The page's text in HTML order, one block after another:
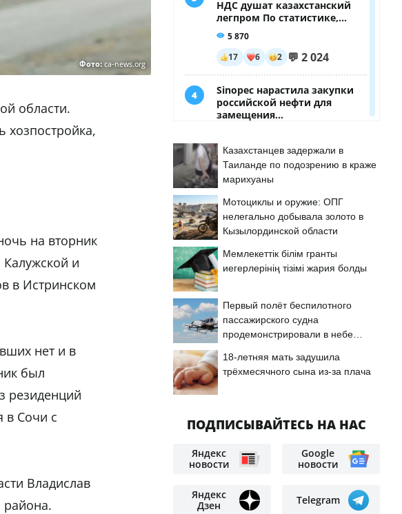
Фото:ca-news.org
области.
хозпостройка,
на вторник
и
в Истринском
нет и в
был
резиденций
в Сочи с
Владислав
Казахстанцев задержали в
Таиланде по подозрению в краже
марихуаны
Мотоциклы и оружие: ОПГ
нелегально добывала золото в
Кызылординской области
Мемлекеттік білім гранты
иегерлерінің тізімі жария болды
Первый полёт беспилотного
пассажирского судна
продемонстрировали в небе
18-летняя мать задушила
трёхмесячного сына из-за плача
ПОДПИСЫВАЙТЕСЬ НА НАС
Яндекс
новости
Google
новости
Яндекс
Дзен
Telegram